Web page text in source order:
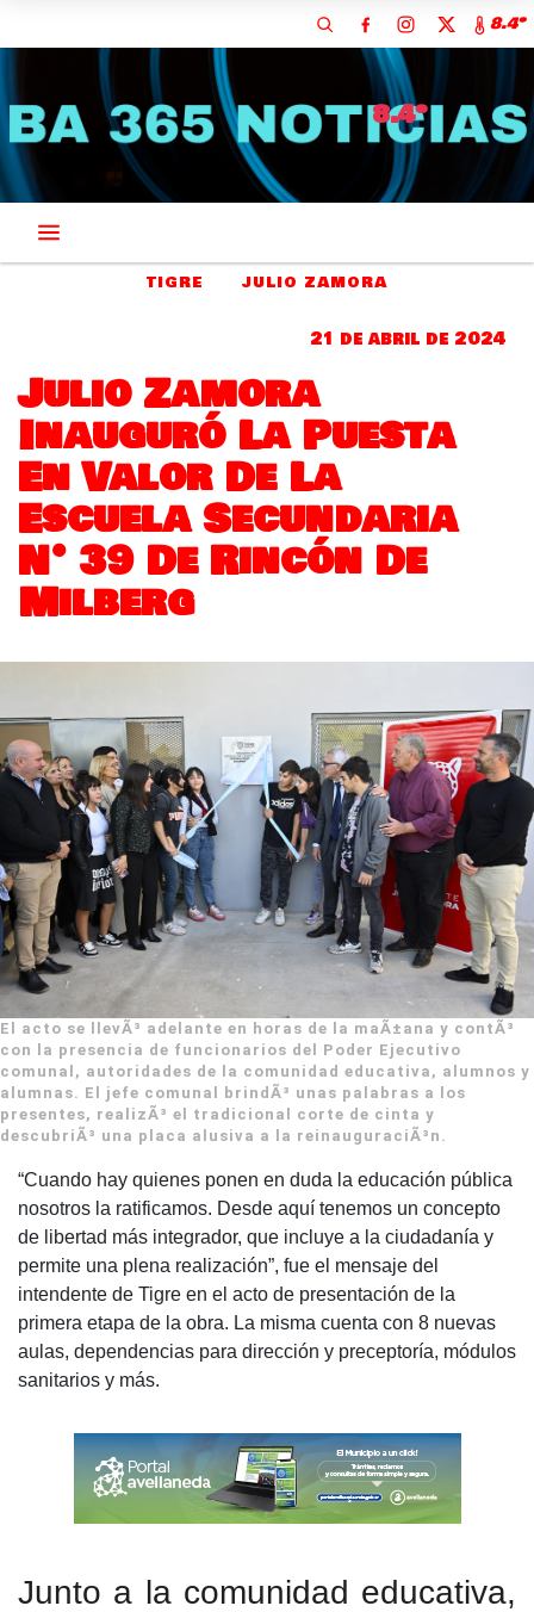
8.4º
8.4º
TIGRE JULIO ZAMORA
21 de abril de 2024
Julio Zamora
Inauguró La Puesta
En Valor De La
Escuela Secundaria
N° 39 De Rincón De
Milberg
El acto se llevÃ³ adelante en horas de la maÃ±ana y contÃ³
con la presencia de funcionarios del Poder Ejecutivo
comunal, autoridades de la comunidad educativa, alumnos y
alumnas. El jefe comunal brindÃ³ unas palabras a los
presentes, realizÃ³ el tradicional corte de cinta y
descubriÃ³ una placa alusiva a la reinauguraciÃ³n.
“Cuando hay quienes ponen en duda la educación pública
nosotros la ratificamos. Desde aquí tenemos un concepto
de libertad más integrador, que incluye a la ciudadanía y
permite una plena realización”, fue el mensaje del
intendente de Tigre en el acto de presentación de la
primera etapa de la obra. La misma cuenta con 8 nuevas
aulas, dependencias para dirección y preceptoría, módulos
sanitarios y más.
Junto a la comunidad educativa,